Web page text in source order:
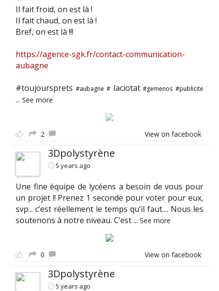
Il fait froid, on est là !
Il fait chaud, on est là !
Bref, on est là !!!
https://agence-sgk.fr/contact-communication-
aubagne
#toujoursprets #aubagne # laciotat#gemenos #publicite
...See more
2 View on facebook
3Dpolystyrène
5 years ago
Une fine équipe de lycéens a besoin de vous pour
un projet !! Prenez 1 seconde pour voter pour eux,
svp... c’est réellement le temps qu’il faut.... Nous les
soutenons à notre niveau. C’est...See more
0 View on facebook
3Dpolystyrène
5 years ago